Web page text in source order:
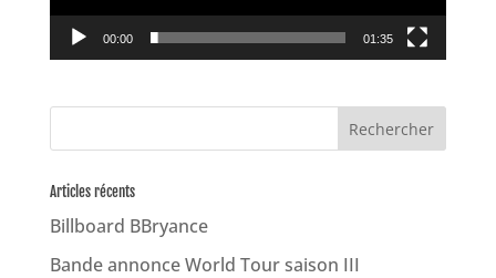
00:00 01:35
Articles récents
Billboard BBryance
Bande annonce World Tour saison III